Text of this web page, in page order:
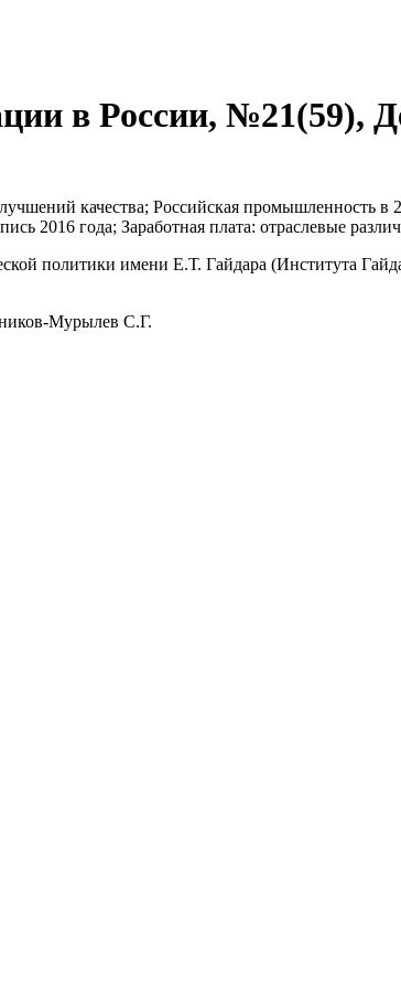
в России, №21(59),
качества; Российская промышленность
2016 года; Заработная плата: отраслевые
политики имени Е.Т. Гайдара (Института
Мурылев С.Г.